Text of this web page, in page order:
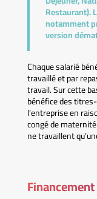
Restaurant).
notamment
version
Chaque salarié
travaillé et par
travail. Sur cette
bénéfice des
l’entreprise en
congé de
ne travaillent